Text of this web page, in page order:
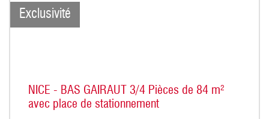
Exclusivité
NICE - BAS GAIRAUT 3/4 Pièces de 84 m²
avec place de stationnement